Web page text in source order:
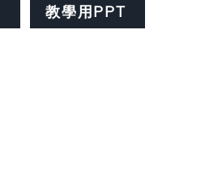
教學用PPT